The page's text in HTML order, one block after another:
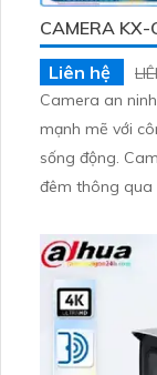
CAMERA
Liên hệ
Camera an
mạnh mẽ với
sống động. Camera này cung cấp khả năng xem ban
đêm thông qua
mang lại chất lượng
này tích hợp